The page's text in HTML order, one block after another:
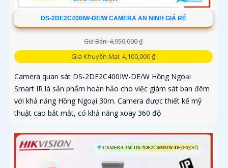
DS-2DE2C400IW-DE/W CAMERA AN NINH GIÁ RẺ
Giá Bán: 4,950,000 ₫
Giá Khuyến Mại: 4,100,000 ₫
Camera quan sát DS-2DE2C400IW-DE/W Hồng Ngoại
Smart IR là sản phẩm hoàn hảo cho việc giám sát ban đêm
với khả năng Hồng Ngoại 30m. Camera được thiết kế mỹ
thuật cao bắt mắt, có khả năng xoay 360 độ